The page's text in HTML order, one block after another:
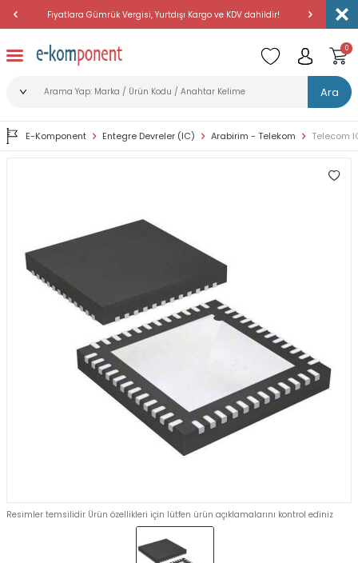
Fiyatlara Gümrük Vergisi, Yurtdışı Kargo ve KDV dahildir!
Ara
0
E-Komponent Entegre Devreler (IC) Arabirim - Telekom Telecom
Resimler temsilidir Ürün özellikleri için lütfen ürün açıklamalarını kontrol ediniz